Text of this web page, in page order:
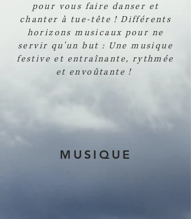
pour vous faire danser et
chanter à tue-tête ! Différents
horizons musicaux pour ne
servir qu'un but : Une musique
festive et entraînante, rythmée
et envoûtante !
MUSIQUE